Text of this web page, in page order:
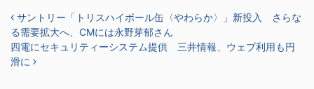
投稿ナビゲーション
サントリー「トリスハイボール缶〈やわらか〉」新投入 さらな
る需要拡大へ、CMには永野芽郁さん
四電にセキュリティーシステム提供 三井情報、ウェブ利用も円
滑に